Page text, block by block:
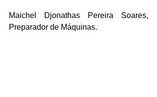
Maichel Djonathas Pereira Soares,
Preparador de Máquinas.